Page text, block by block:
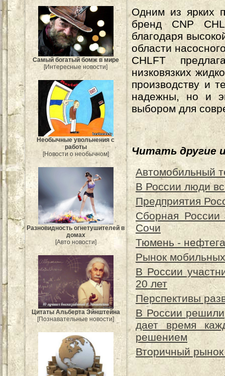
Самый богатый бомж в мире
[Интересные новости]
Необычные увольнения с
работы
[Новости о необычном]
Разновидность огнетушителей в
домах
[Авто новости]
Цитаты Альберта Эйнштейна
[Познавательные новости]
Одним из ярких
бренд CNP
благодаря
области
CHLFT
низковязких
производству и
надежны, но и
выбором для
Читать другие
Автомобильный
В России люди
Предприятия
Сборная России
Сочи
Тюмень -
Рынок
В России
20 лет
Перспективы
В России
дает время
решением
Вторичный